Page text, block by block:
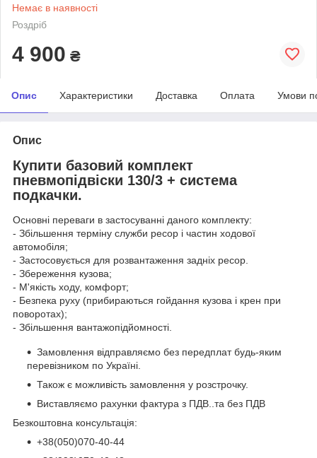
Немає в наявності
Роздріб
4 900 ₴
Опис Характеристики Доставка Оплата Умови
Опис
Купити базовий комплект
пневмопідвіски 130/3 + система
подкачки.
Основні переваги в застосуванні даного комплекту:
- Збільшення терміну служби ресор і частин ходової
автомобіля;
- Застосовується для розвантаження задніх ресор.
- Збереження кузова;
- М'якість ходу, комфорт;
- Безпека руху (прибираються гойдання кузова і крен при
поворотах);
- Збільшення вантажопідйомності.
Замовлення відправляємо без передплат будь-яким
перевізником по Україні.
Також є можливість замовлення у розстрочку.
Виставляємо рахунки фактура з ПДВ..та без ПДВ
Безкоштовна консультація:
+38(050)070-40-44